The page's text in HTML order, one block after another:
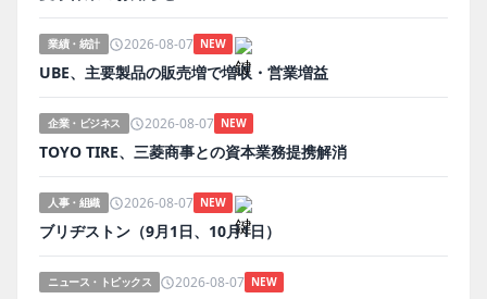
業績・統計 2026-08-07 NEW
UBE、主要製品の販売増で増収・営業増益
企業・ビジネス 2026-08-07 NEW
TOYO TIRE、三菱商事との資本業務提携解消
人事・組織 2026-08-07 NEW
ブリヂストン（9月1日、10月1日）
ニュース・トピックス 2026-08-07 NEW